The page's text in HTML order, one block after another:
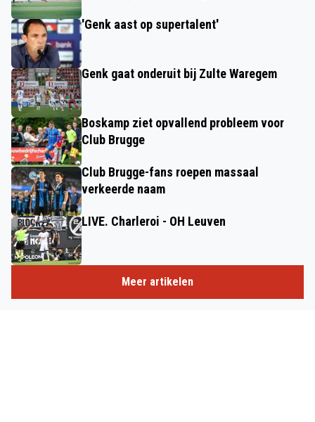
'Genk aast op supertalent'
Genk gaat onderuit bij Zulte Waregem
Boskamp ziet opvallend probleem voor
Club Brugge
Club Brugge-fans roepen massaal
verkeerde naam
LIVE. Charleroi - OH Leuven
Meer artikelen